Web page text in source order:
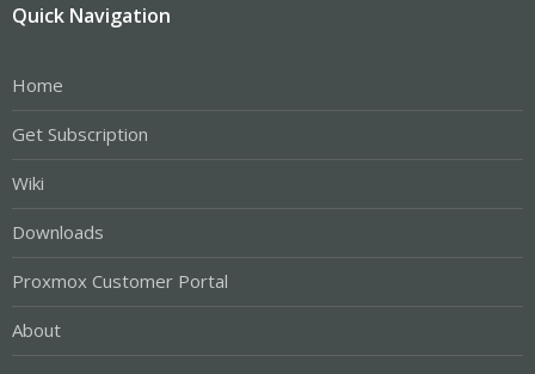
Quick Navigation
Home
Get Subscription
Wiki
Downloads
Proxmox Customer Portal
About